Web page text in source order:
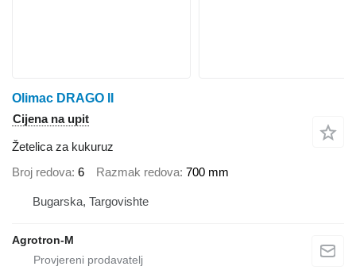
Olimac DRAGO II
Cijena na upit
Žetelica za kukuruz
Broj redova 6 Razmak redova 700 mm
Bugarska, Targovishte
Agrotron-M